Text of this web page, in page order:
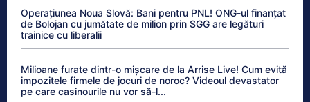
Operațiunea Noua Slovă: Bani pentru PNL! ONG-ul finanțat
de Bolojan cu jumătate de milion prin SGG are legături
trainice cu liberalii
Milioane furate dintr-o mișcare de la Arrise Live! Cum evită
impozitele firmele de jocuri de noroc? Videoul devastator
pe care casinourile nu vor să-l...